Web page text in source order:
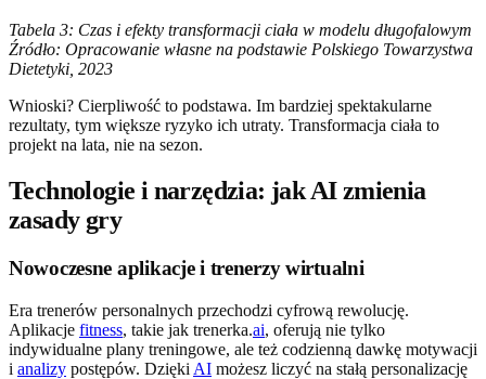
Tabela 3: Czas i efekty transformacji ciała w modelu długofalowym
Źródło: Opracowanie własne na podstawie Polskiego Towarzystwa
Dietetyki, 2023
Wnioski? Cierpliwość to podstawa. Im bardziej spektakularne
rezultaty, tym większe ryzyko ich utraty. Transformacja ciała to
projekt na lata, nie na sezon.
Technologie i narzędzia: jak AI zmienia
zasady gry
Nowoczesne aplikacje i trenerzy wirtualni
Era trenerów personalnych przechodzi cyfrową rewolucję.
Aplikacje fitness, takie jak trenerka.ai, oferują nie tylko
indywidualne plany treningowe, ale też codzienną dawkę motywacji
i analizy postępów. Dzięki AI możesz liczyć na stałą personalizację